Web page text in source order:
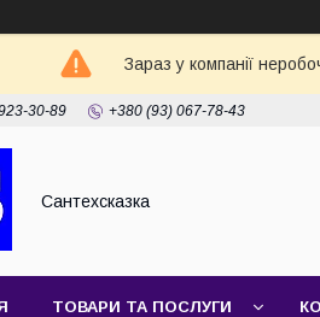
Зараз у компанії
30-89 +380 (93) 067-78-43
Сантехсказка
ТОВАРИ ТА ПОСЛУГИ